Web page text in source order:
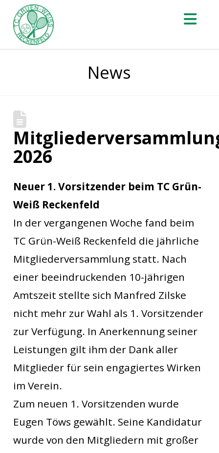
News
2026
Neuer 1. Vorsitzender beim TC Grün-
Weiß Reckenfeld
In der vergangenen Woche fand beim
TC Grün-Weiß Reckenfeld die jährliche
Mitgliederversammlung statt. Nach
einer beeindruckenden 10-jährigen
Amtszeit stellte sich Manfred Zilske
nicht mehr zur Wahl als 1. Vorsitzender
zur Verfügung. In Anerkennung seiner
Leistungen gilt ihm der Dank aller
Mitglieder für sein engagiertes Wirken
im Verein.
Zum neuen 1. Vorsitzenden wurde
Eugen Töws gewählt. Seine Kandidatur
wurde von den Mitgliedern mit großer